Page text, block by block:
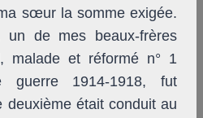
sœur la somme exigée.
un de mes beaux-frères
malade et réformé n° 1
guerre 1914-1918, fut
deuxième était conduit au